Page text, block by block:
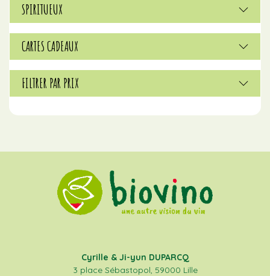
SPIRITUEUX
CARTES CADEAUX
FILTRER PAR PRIX
Cyrille & Ji-yun DUPARCQ
3 place Sébastopol, 59000 Lille